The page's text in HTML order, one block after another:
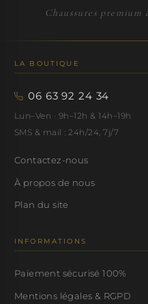
Chaussures
LA BOUTIQUE
06 63 92 24 34
Lun–Ven · 9h–12h & 14h–19h
SMS & mail : 24h/24, 7j/7
Contactez-nous
À propos de nous
Plan du site
INFORMATIONS
Paiement sécurisé 100%
Mentions légales & RGPD